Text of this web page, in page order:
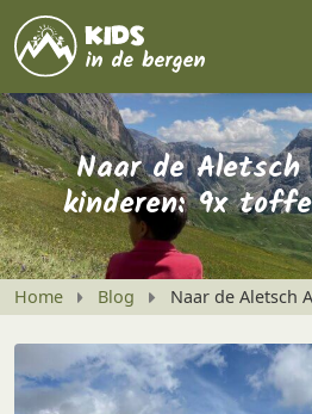
Naar de
kinderen: 9x
Home Blog Naar de Aletsch